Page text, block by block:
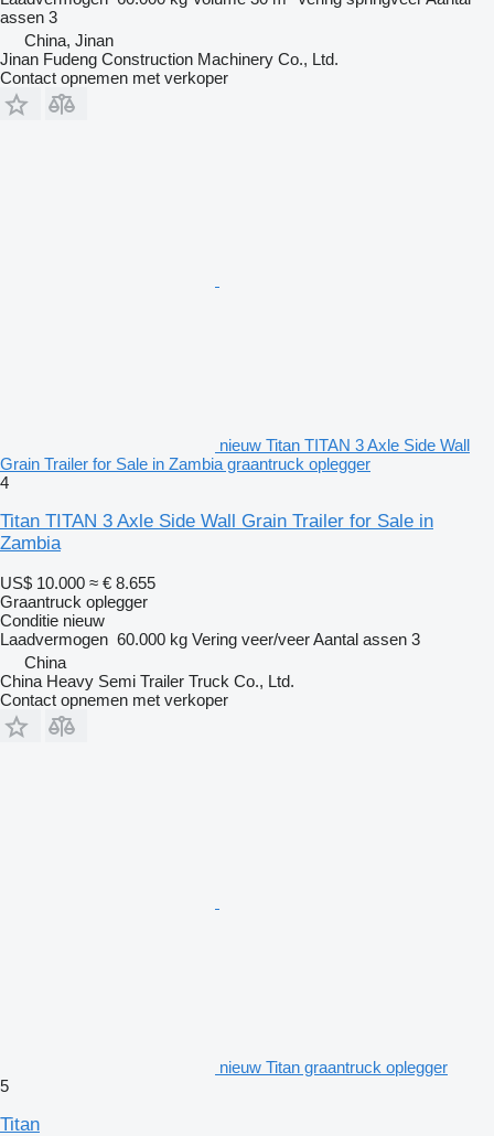
assen 3
China, Jinan
Jinan Fudeng Construction Machinery Co., Ltd.
Contact opnemen met verkoper
nieuw Titan TITAN 3 Axle Side Wall
Grain Trailer for Sale in Zambia graantruck oplegger
4
Titan TITAN 3 Axle Side Wall Grain Trailer for Sale in
Zambia
US$ 10.000 ≈ € 8.655
Graantruck oplegger
Conditie nieuw
Laadvermogen 60.000 kg Vering veer/veerAantal assen 3
China
China Heavy Semi Trailer Truck Co., Ltd.
Contact opnemen met verkoper
nieuw Titan graantruck oplegger
5
Titan